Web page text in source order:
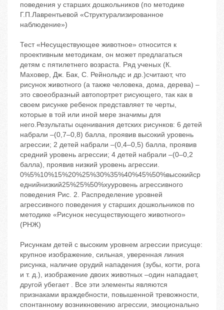
поведения у старших дошкольников (по методике
Г.П.Лаврентьевой «Структурализированное
наблюдение»)
Тест «Несуществующее животное» относится к
проективным методикам, он может предлагаться
детям с пятилетнего возраста. Ряд ученых (К.
Маховер, Дж. Бак, С. Рейнольдс и др.)считают, что
рисунок животного (а также человека, дома, дерева) –
это своеобразный автопортрет рисующего, так как в
своем рисунке ребенок представляет те черты,
которые в той или иной мере значимы для
него.Результаты оценивания детских рисунков: 6 детей
набрали –(0,7–0,8) балла, проявив высокий уровень
агрессии; 2 детей набрали –(0,4–0,5) балла, проявив
средний уровень агрессии; 4 детей набрали –(0–0,2
балла), проявив низкий уровень агрессии.
0%5%10%15%20%25%30%35%40%45%50%высокийср
еднийнизкий25%25%50%xyуровень агрессивного
поведения Рис. 2. Распределение уровней
агрессивного поведения у старших дошкольников по
методике «Рисунок несуществующего животного»
(РНЖ)
Рисункам детей с высоким уровнем агрессии присуще:
крупное изображение, сильная, уверенная линия
рисунка, наличие орудий нападения (зубы, когти, рога
и т. д.), изображение двоих животных –один нападает,
другой убегает . Все эти элементы являются
признаками враждебности, повышенной тревожности,
спонтанному возникновению агрессии, эмоционально